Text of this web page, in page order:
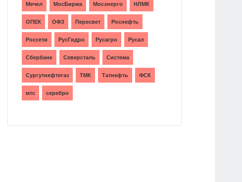
Мечел МосБиржа Мосэнерго НЛМК
ОПЕК ОФЗ Пересвет Роснефть
Россети РусГидро Русагро Русал
Сбербанк Северсталь Система
Сургутнефтегаз ТМК Татнефть ФСК
мтс серебро